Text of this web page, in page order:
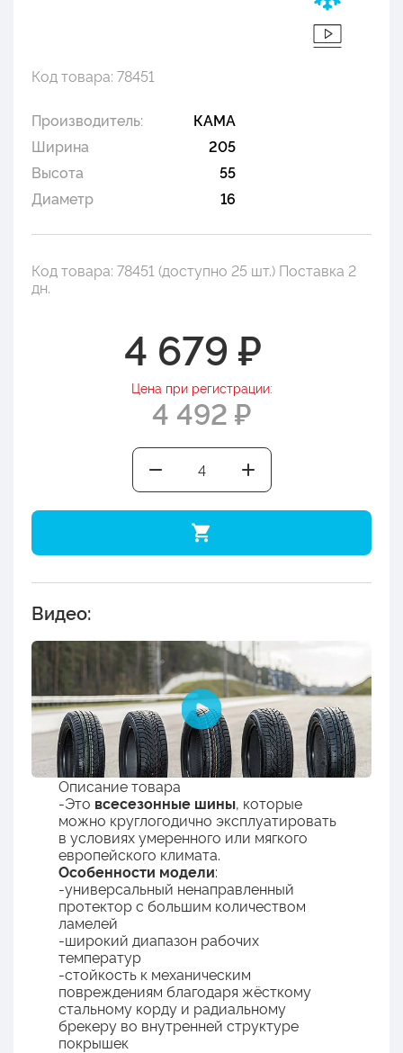
Код товара: 78451
Производитель:
КАМА
Ширина
205
Высота
55
Диаметр
16
Код товара: 78451 (доступно 25 шт.) Поставка 2
дн.
4 679 ₽
Цена при регистрации:
4 492 ₽
Видео:
Описание товара
-Это всесезонные шины, которые
можно круглогодично эксплуатировать
в условиях умеренного или мягкого
европейского климата.
Особенности модели:
-универсальный ненаправленный
протектор с большим количеством
ламелей
-широкий диапазон рабочих
температур
-стойкость к механическим
повреждениям благодаря жёсткому
стальному корду и радиальному
брекеру во внутренней структуре
покрышек